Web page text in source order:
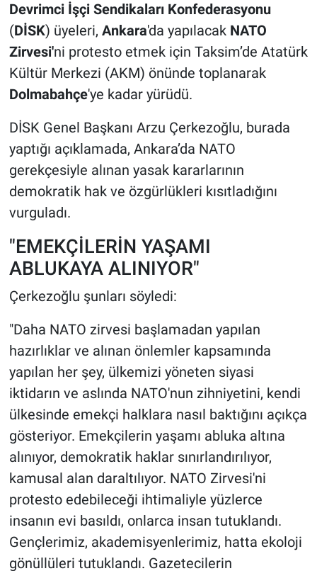
Devrimci İşçi Sendikaları Konfederasyonu
(DİSK) üyeleri, Ankara'da yapılacak NATO
Zirvesi'ni protesto etmek için Taksim’de Atatürk
Kültür Merkezi (AKM) önünde toplanarak
Dolmabahçe'ye kadar yürüdü.
DİSK Genel Başkanı Arzu Çerkezoğlu, burada
yaptığı açıklamada, Ankara’da NATO
gerekçesiyle alınan yasak kararlarının
demokratik hak ve özgürlükleri kısıtladığını
vurguladı.
"EMEKÇİLERİN YAŞAMI
ABLUKAYA ALINIYOR"
Çerkezoğlu şunları söyledi:
"Daha NATO zirvesi başlamadan yapılan
hazırlıklar ve alınan önlemler kapsamında
yapılan her şey, ülkemizi yöneten siyasi
iktidarın ve aslında NATO'nun zihniyetini, kendi
ülkesinde emekçi halklara nasıl baktığını açıkça
gösteriyor. Emekçilerin yaşamı abluka altına
alınıyor, demokratik haklar sınırlandırılıyor,
kamusal alan daraltılıyor. NATO Zirvesi'ni
protesto edebileceği ihtimaliyle yüzlerce
insanın evi basıldı, onlarca insan tutuklandı.
Gençlerimiz, akademisyenlerimiz, hatta ekoloji
gönüllüleri tutuklandı. Gazetecilerin